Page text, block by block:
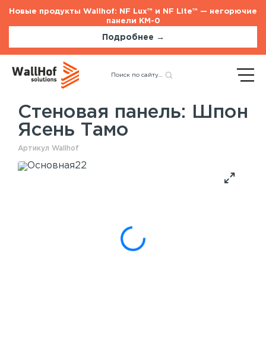
Новые продукты Wallhof: NF Lux™ и NF Lite™ — негорючие
панели КМ-0
Подробнее →
Назад
Стеновые панели
Стеновая панель: Шпон
Ясень Тамо
Артикул Wallhof